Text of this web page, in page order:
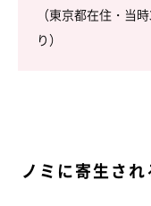
（東京都在住・当
り）
ノミに寄生さ